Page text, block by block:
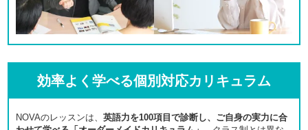
効率よく学べる個別対応カリキュラム
NOVAのレッスンは、 英語力を100項目で診断し、ご自身の実力に合